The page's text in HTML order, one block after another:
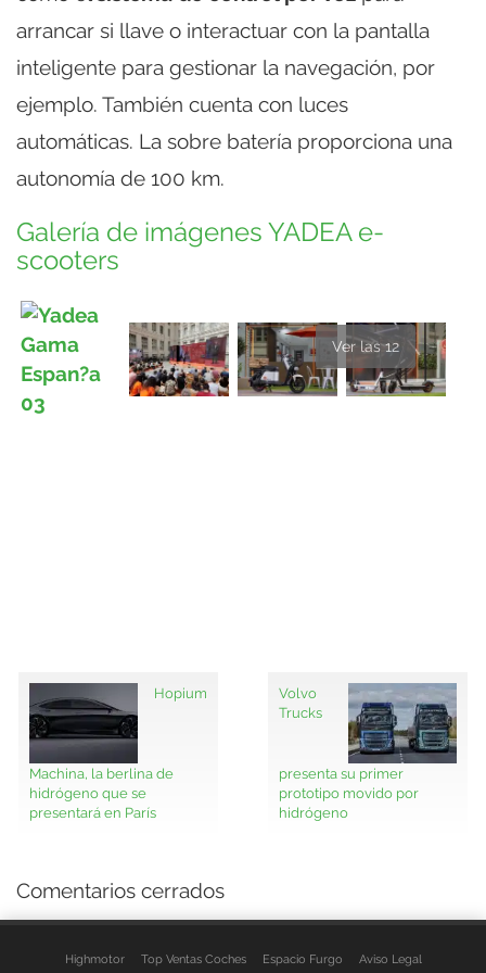
arrancar si llave o interactuar con la pantalla
inteligente para gestionar la navegación, por
ejemplo. También cuenta con luces
automáticas. La sobre batería proporciona una
autonomía de 100 km.
Galería de imágenes YADEA e-
scooters
Ver las 12
Hopium
Machina, la berlina de
hidrógeno que se
presentará en París
Volvo
Trucks
presenta su primer
prototipo movido por
hidrógeno
Comentarios cerrados
Highmotor Top Ventas Coches Espacio Furgo Aviso Legal